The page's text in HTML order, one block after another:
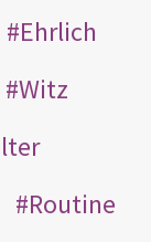
Ehrlich
Witz
Routine